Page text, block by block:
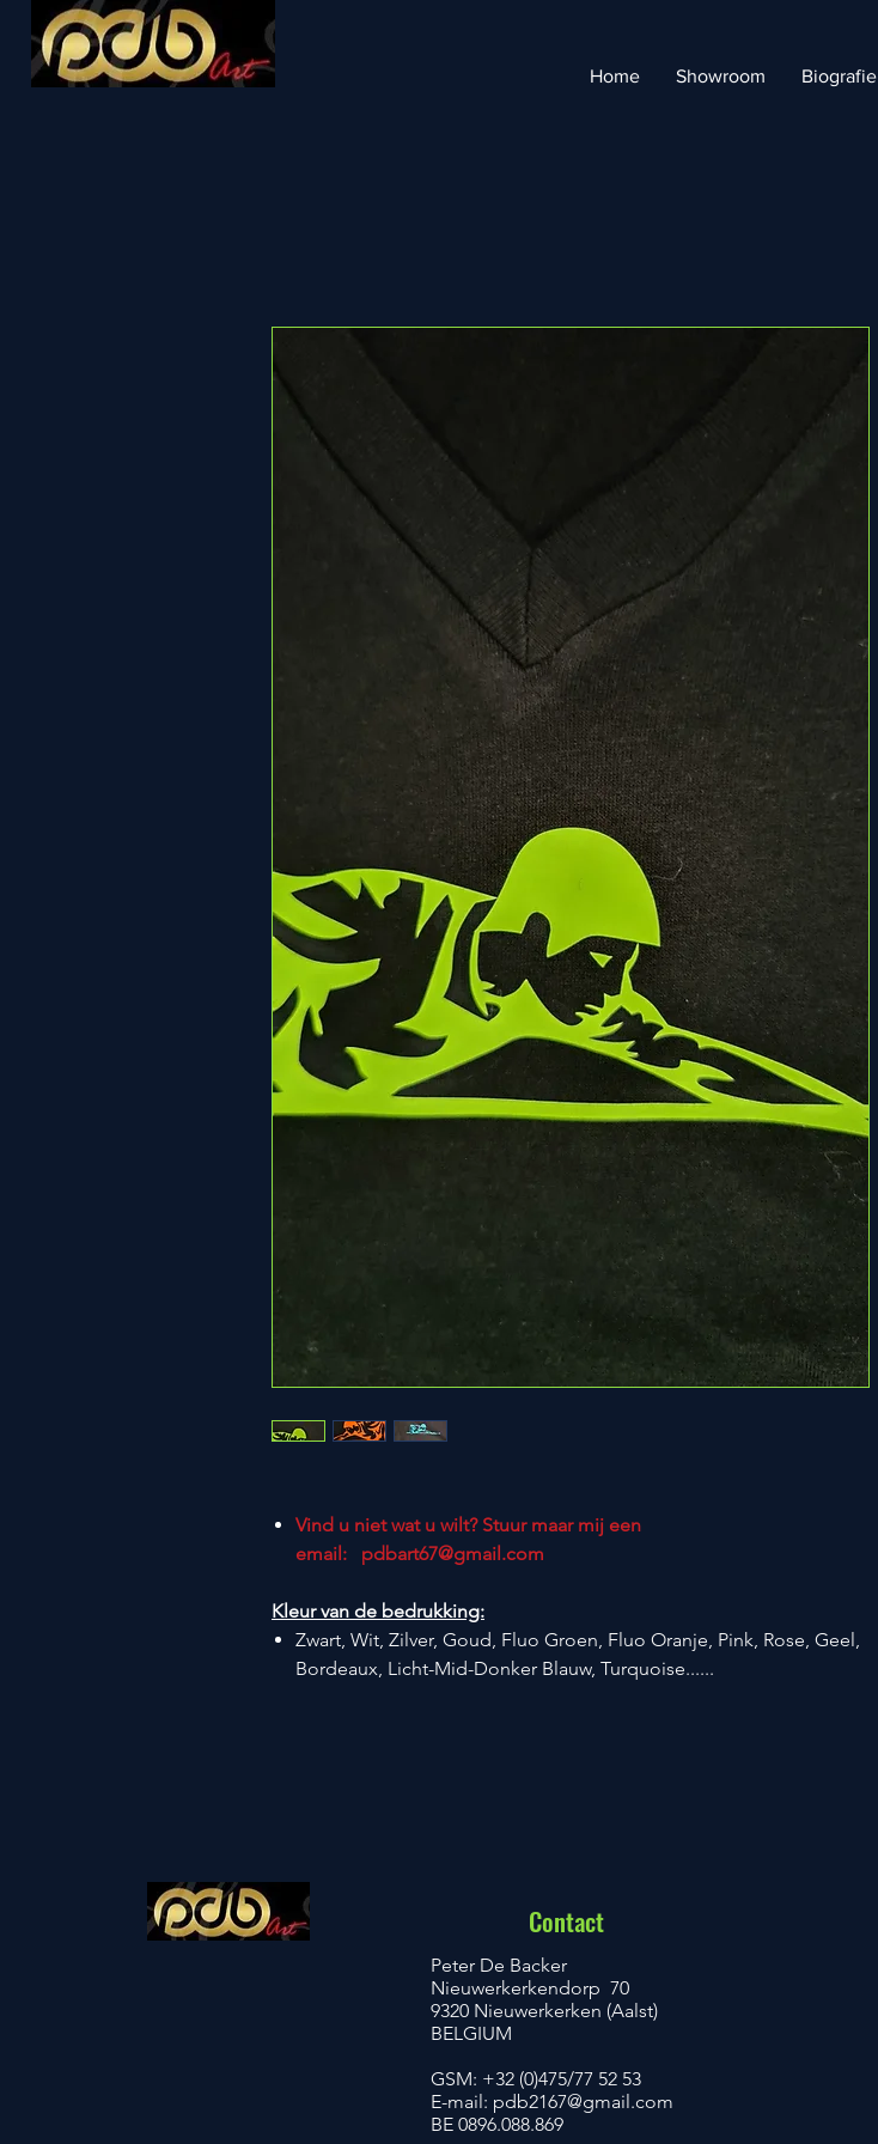
Home Showroom Biografie
Vind u niet wat u wilt? Stuur maar mij een
email: pdbart67@gmail.com
Kleur van de bedrukking:
Zwart, Wit, Zilver, Goud, Fluo Groen, Fluo Oranje, Pink, Rose, Geel,
Bordeaux, Licht-Mid-Donker Blauw, Turquoise......
Contact
​Peter De Backer
Nieuwerkerkendorp 70
9320 Nieuwerkerken (Aalst)
BELGIUM
GSM: +32 (0)475/77 52 53
E-mail: pdb2167@gmail.com
BE 0896.088.869